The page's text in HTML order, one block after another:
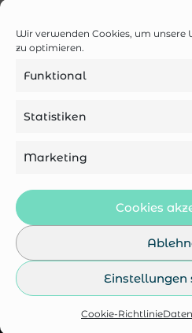
Wir verwenden Cookies, um unsere
zu optimieren.
Funktional
Statistiken
Marketing
Cookies
Einstellungen
Cookie-Richtlinie
der praktischen 100g
Gesunde Belohnungen aus
Kontakt Impressum
Datenschutzerklärung